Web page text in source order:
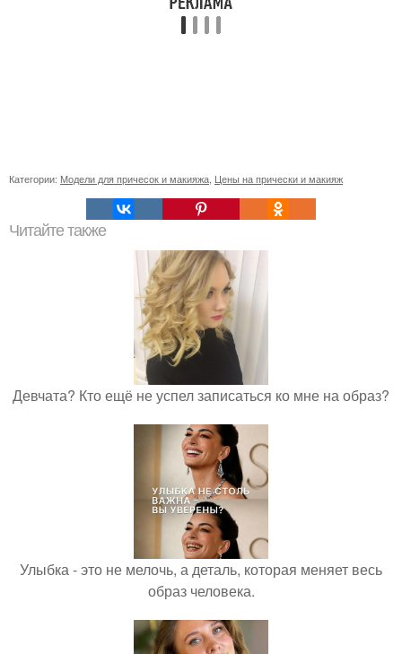
Категории: Модели для причесок и макияжа Цены на прически и макияж
Читайте также
Девчата? Кто ещё не успел записаться ко мне на образ?
Улыбка - это не мелочь, а деталь, которая меняет весь
образ человека.